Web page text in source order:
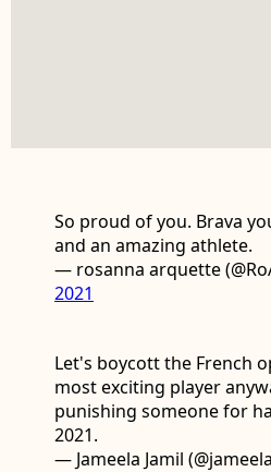
So proud of you. Brava
and an amazing athlete.
— rosanna arquette
2021
Let's boycott the French
most exciting player
punishing someone for
2021.
— Jameela Jamil